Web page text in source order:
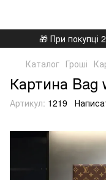
🎁 При покупці
Каталог Гроші
Картина Bag
Артикул: 1219